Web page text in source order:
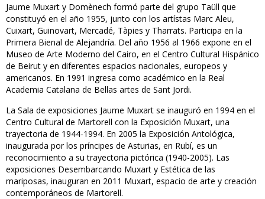
Jaume Muxart y Domènech formó parte del grupo Taüll que
constituyó en el año 1955, junto con los artístas Marc Aleu,
Cuixart, Guinovart, Mercadé, Tàpies y Tharrats. Participa en la
Primera Bienal de Alejandría. Del año 1956 al 1966 expone en el
Museo de Arte Moderno del Cairo, en el Centro Cultural Hispánico
de Beirut y en diferentes espacios nacionales, europeos y
americanos. En 1991 ingresa como académico en la Real
Academia Catalana de Bellas artes de Sant Jordi.
La Sala de exposiciones Jaume Muxart se inauguró en 1994 en el
Centro Cultural de Martorell con la Exposición Muxart, una
trayectoria de 1944-1994. En 2005 la Exposición Antológica,
inaugurada por los príncipes de Asturias, en Rubí, es un
reconocimiento a su trayectoria pictórica (1940-2005). Las
exposiciones Desembarcando Muxart y Estética de las
mariposas, inauguran en 2011 Muxart, espacio de arte y creación
contemporáneos de Martorell.